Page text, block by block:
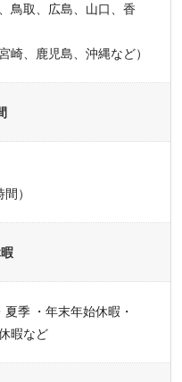
鳥取、広島、山口、香
崎、鹿児島、沖縄など）
）
季 ・年末年始休暇・
暇など